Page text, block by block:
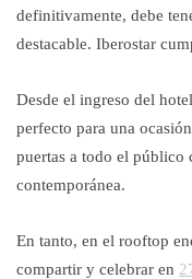
definitivamente, debe
destacable. Iberostar
Desde el ingreso del
perfecto para una
puertas a todo el público
contemporánea.
En tanto, en el rooftop
compartir y celebrar en